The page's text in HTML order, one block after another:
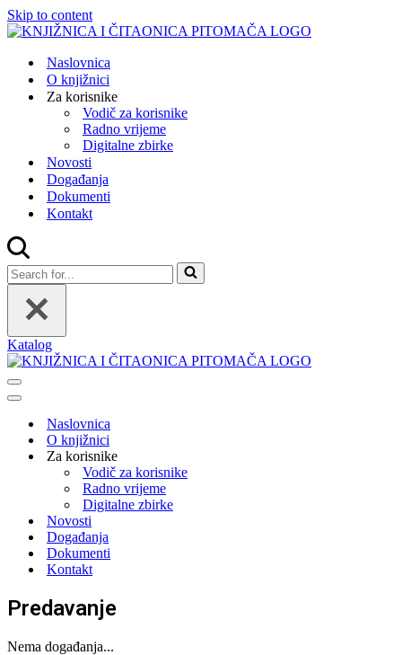
Skip to content
Naslovnica
O knjižnici
Za korisnike
Vodič za korisnike
Radno vrijeme
Digitalne zbirke
Novosti
Događanja
Dokumenti
Kontakt
Search
for...
Katalog
Navigation
Menu
Navigation
Naslovnica
O knjižnici
Za korisnike
Vodič za korisnike
Radno vrijeme
Digitalne zbirke
Novosti
Događanja
Dokumenti
Kontakt
Predavanje
Nema događanja...